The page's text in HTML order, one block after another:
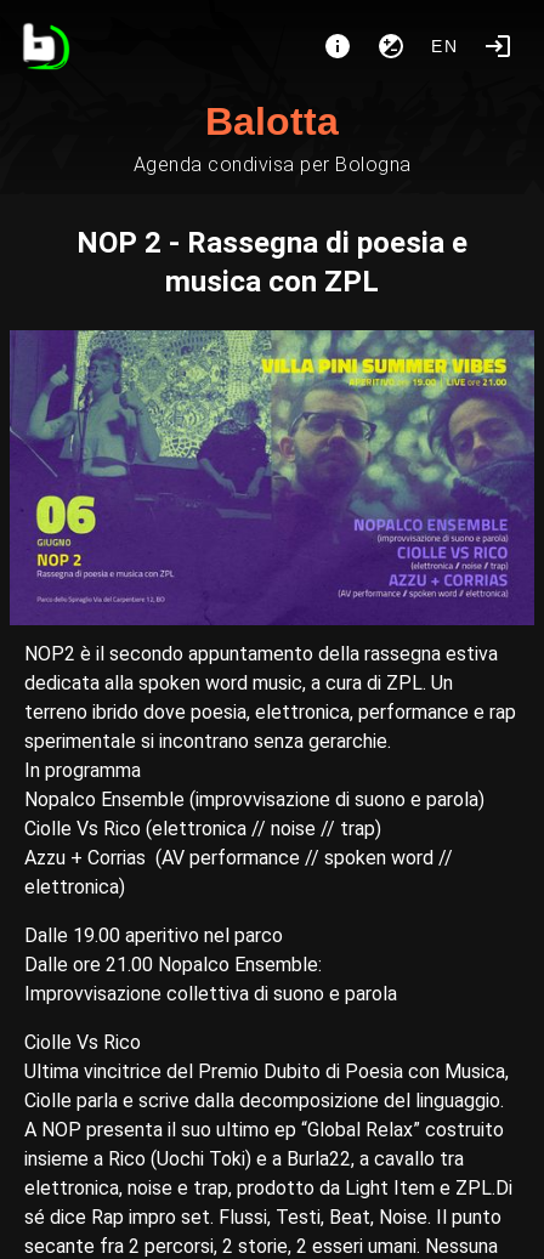
EN
Balotta
Agenda condivisa per Bologna
NOP 2 - Rassegna di poesia e
musica con ZPL‍
NOP2 è il secondo appuntamento della rassegna estiva
dedicata alla spoken word music, a cura di ZPL. Un
terreno ibrido dove poesia, elettronica, performance e rap
sperimentale si incontrano senza gerarchie.
In programma
Nopalco Ensemble (improvvisazione di suono e parola)
Ciolle Vs Rico (elettronica // noise // trap)
Azzu + Corrias (AV performance // spoken word //
elettronica)
Dalle 19.00 aperitivo nel parco
Dalle ore 21.00 ‍Nopalco Ensemble:
Improvvisazione collettiva di suono e parola‍
Ciolle Vs Rico
Ultima vincitrice del Premio Dubito di Poesia con Musica,
Ciolle parla e scrive dalla decomposizione del linguaggio.
A NOP presenta il suo ultimo ep “Global Relax” costruito
insieme a Rico (Uochi Toki) e a Burla22, a cavallo tra
elettronica, noise e trap, prodotto da Light Item e ZPL.Di
sé dice Rap impro set. Flussi, Testi, Beat, Noise. Il punto
secante fra 2 percorsi, 2 storie, 2 esseri umani. Nessuna